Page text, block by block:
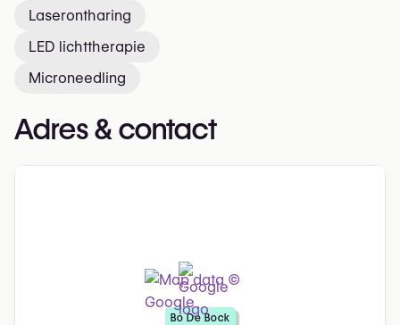
Laserontharing
LED lichttherapie
Microneedling
Adres & contact
Bo De Bock